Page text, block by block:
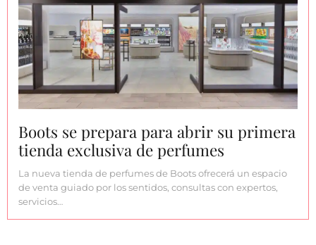
Boots se prepara para abrir su primera
tienda exclusiva de perfumes
La nueva tienda de perfumes de Boots ofrecerá un espacio
de venta guiado por los sentidos, consultas con expertos,
servicios…